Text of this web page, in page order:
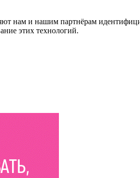
нам и нашим партнёрам
этих технологий.